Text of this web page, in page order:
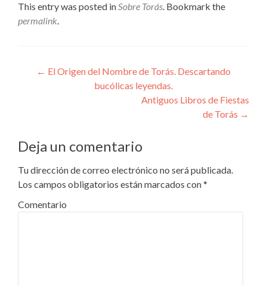
This entry was posted inSobre Torás. Bookmark the
permalink.
Navegador Publicaciones
← El Origen del Nombre de Torás. Descartando
bucólicas leyendas.
Antiguos Libros de Fiestas
de Torás →
Deja un comentario
Tu dirección de correo electrónico no será publicada.
Los campos obligatorios están marcados con*
Comentario